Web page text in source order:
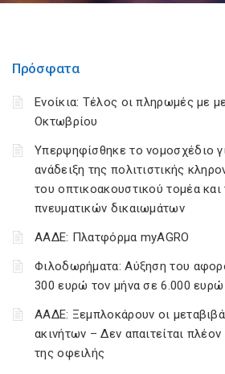
Πρόσφατα
Ενοίκια: Τέλος οι πληρωμές με
Οκτωβρίου
Υπερψηφίσθηκε το νομοσχέδιο
ανάδειξη της πολιτιστικής
του οπτικοακουστικού τομέα
πνευματικών δικαιωμάτων
ΑΑΔΕ: Πλατφόρμα myAGRO
Φιλοδωρήματα: Αύξηση του
300 ευρώ τον μήνα σε 6.000
ΑΑΔΕ: Ξεμπλοκάρουν οι
ακινήτων – Δεν απαιτείται
της οφειλής